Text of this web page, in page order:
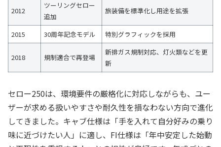
2012
ツーリングセロー
追加
旅装備を標準化し用途を拡張
2015 30周年記念モデル 特別グラフィックを採用
2018 規制適合で再登場
新排ガス規制対応、灯火類などを更
新
セロー250は、環境要件の厳格化に対応しながらも、ユー
ザーが求める扱いやすさや耐久性を損なわない方向で進化
してきました。キャブ仕様は「手を入れて自分好みの乗り
味に近づけたい人」に適し、FI仕様は「年中安定した始動